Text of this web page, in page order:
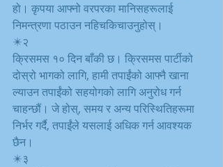
हो। कृपया आफ्नो वरपरका मानिसहरूलाई
निमन्त्रणा पठाउन नहिचकिचाउनुहोस्।
✴️२
क्रिसमस १० दिन बाँकी छ। क्रिसमस पार्टीको
दोस्रो भागको लागि, हामी तपाईंको आफ्नै खाना
ल्याउन तपाईंको सहयोगको लागि अनुरोध गर्न
चाहन्छौं। जे होस्, समय र अन्य परिस्थितिहरूमा
निर्भर गर्दै, तपाईंले यसलाई अधिक गर्न आवश्यक
छैन।
✴️३